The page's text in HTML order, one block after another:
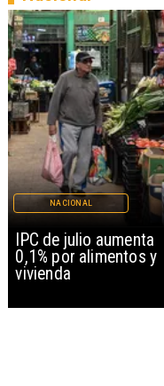
IPC de julio aumenta
0,1% por alimentos y
vivienda
NACIONAL